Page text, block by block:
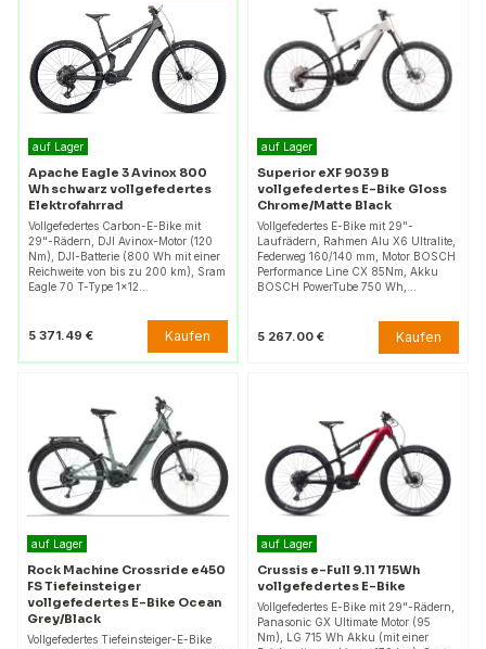
auf Lager
Apache Eagle 3 Avinox 800
Wh schwarz vollgefedertes
Elektrofahrrad
Vollgefedertes Carbon-E-Bike mit
29"-Rädern, DJI Avinox-Motor (120
Nm), DJI-Batterie (800 Wh mit einer
Reichweite von bis zu 200 km), Sram
Eagle 70 T-Type 1x12…
5 371.49 € Kaufen
auf Lager
Superior eXF 9039 B
vollgefedertes E-Bike Gloss
Chrome/Matte Black
Vollgefedertes E-Bike mit 29"-
Laufrädern, Rahmen Alu X6 Ultralite,
Federweg 160/140 mm, Motor BOSCH
Performance Line CX 85Nm, Akku
BOSCH PowerTube 750 Wh,…
5 267.00 € Kaufen
auf Lager
Rock Machine Crossride e450
FS Tiefeinsteiger
vollgefedertes E-Bike Ocean
Grey/Black
Vollgefedertes Tiefeinsteiger-E-Bike
auf Lager
Crussis e-Full 9.11 715Wh
vollgefedertes E-Bike
Vollgefedertes E-Bike mit 29"-Rädern,
Panasonic GX Ultimate Motor (95
Nm), LG 715 Wh Akku (mit einer